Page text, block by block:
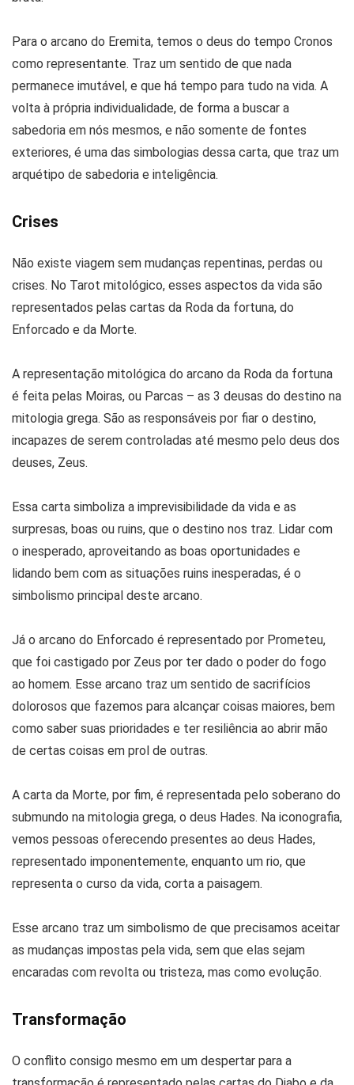
Para o arcano do Eremita, temos o deus do tempo Cronos
como representante. Traz um sentido de que nada
permanece imutável, e que há tempo para tudo na vida. A
volta à própria individualidade, de forma a buscar a
sabedoria em nós mesmos, e não somente de fontes
exteriores, é uma das simbologias dessa carta, que traz um
arquétipo de sabedoria e inteligência.
Crises
Não existe viagem sem mudanças repentinas, perdas ou
crises. No Tarot mitológico, esses aspectos da vida são
representados pelas cartas da Roda da fortuna, do
Enforcado e da Morte.
A representação mitológica do arcano da Roda da fortuna
é feita pelas Moiras, ou Parcas – as 3 deusas do destino na
mitologia grega. São as responsáveis por fiar o destino,
incapazes de serem controladas até mesmo pelo deus dos
deuses, Zeus.
Essa carta simboliza a imprevisibilidade da vida e as
surpresas, boas ou ruins, que o destino nos traz. Lidar com
o inesperado, aproveitando as boas oportunidades e
lidando bem com as situações ruins inesperadas, é o
simbolismo principal deste arcano.
Já o arcano do Enforcado é representado por Prometeu,
que foi castigado por Zeus por ter dado o poder do fogo
ao homem. Esse arcano traz um sentido de sacrifícios
dolorosos que fazemos para alcançar coisas maiores, bem
como saber suas prioridades e ter resiliência ao abrir mão
de certas coisas em prol de outras.
A carta da Morte, por fim, é representada pelo soberano do
submundo na mitologia grega, o deus Hades. Na iconografia,
vemos pessoas oferecendo presentes ao deus Hades,
representado imponentemente, enquanto um rio, que
representa o curso da vida, corta a paisagem.
Esse arcano traz um simbolismo de que precisamos aceitar
as mudanças impostas pela vida, sem que elas sejam
encaradas com revolta ou tristeza, mas como evolução.
Transformação
O conflito consigo mesmo em um despertar para a